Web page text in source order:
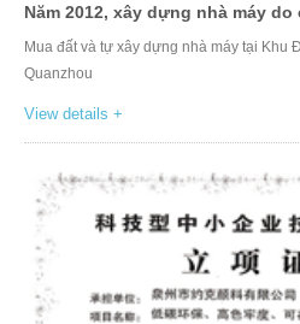
Mua đất và tự xây dựng nhà máy tại
Quanzhou
View details +